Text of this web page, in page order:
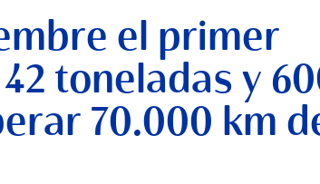
el primer
toneladas y
70.000 km